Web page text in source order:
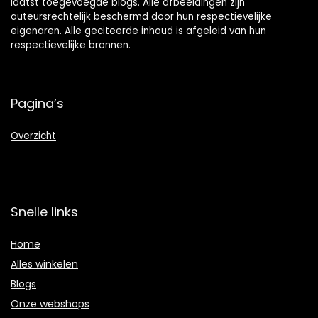
auteursrechtelijk beschermd door hun respectievelijke
eigenaren. Alle geciteerde inhoud is afgeleid van hun
respectievelijke bronnen.
Pagina’s
Overzicht
Snelle links
Home
Alles winkelen
Blogs
Onze webshops